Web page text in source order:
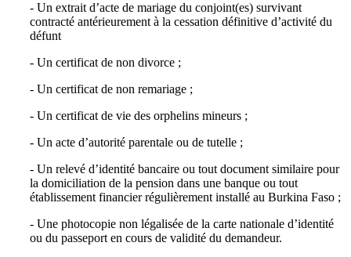
- Un extrait d’acte de mariage du conjoint(es) survivant
contracté antérieurement à la cessation définitive d’activité du
défunt
- Un certificat de non divorce ;
- Un certificat de non remariage ;
- Un certificat de vie des orphelins mineurs ;
- Un acte d’autorité parentale ou de tutelle ;
- Un relevé d’identité bancaire ou tout document similaire pour
la domiciliation de la pension dans une banque ou tout
établissement financier régulièrement installé au Burkina Faso ;
- Une photocopie non légalisée de la carte nationale d’identité
ou du passeport en cours de validité du demandeur.